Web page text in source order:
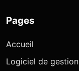
Pages
Accueil
Logiciel de gestion